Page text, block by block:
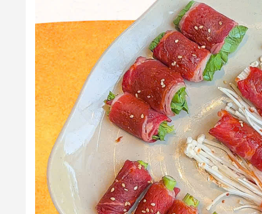
- Đồ uống:40.000vnđ/lít
- Từ 29/01 - 02/02: Nhà hàng phụ thu 20% phí dịch vụ &